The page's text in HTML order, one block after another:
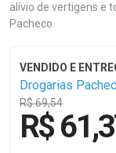
alívio de vertigens e
Pacheco.
Drogarias
R$ 69,54
R$